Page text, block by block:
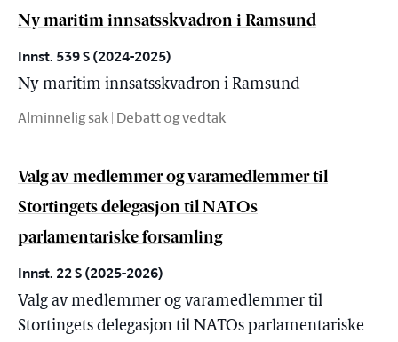
Ny maritim innsatsskvadron i Ramsund
Innst. 539 S (2024-2025)
Ny maritim innsatsskvadron i Ramsund
Alminnelig sak | Debatt og vedtak
Valg av medlemmer og varamedlemmer til
Stortingets delegasjon til NATOs
parlamentariske forsamling
Innst. 22 S (2025-2026)
Valg av medlemmer og varamedlemmer til
Stortingets delegasjon til NATOs parlamentariske